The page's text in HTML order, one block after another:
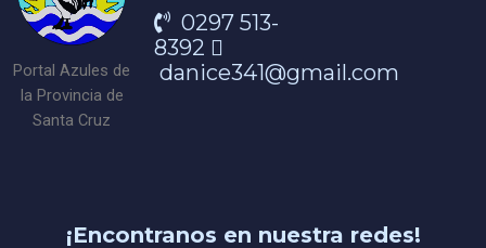
Portal Azules de
la Provincia de
Santa Cruz
0297 513-
8392
danice341@gmail.com
¡Encontranos en nuestra redes!